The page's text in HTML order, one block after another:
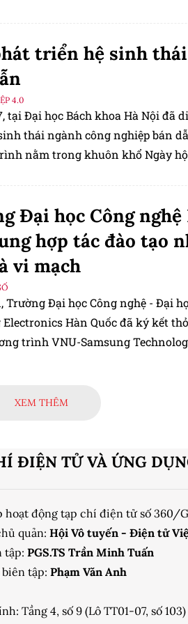
tạo nhân lực ngành công
triển hệ sinh
4.0
tại Đại học Bách khoa Hà Nội đã
thái ngành công nghiệp bán
nằm trong khuôn khổ Ngày
Đại học Công nghệ
hợp tác đào tạo
vi mạch
Trường Đại học Công nghệ - Đại
Electronics Hàn Quốc đã ký kết
trình VNU-Samsung
XEM THÊM
ĐIỆN TỬ VÀ ỨNG
hoạt động tạp chí điện tử số 360/
quản: Hội Vô tuyến - Điện tử
tập: PGS.TS Trần Minh Tuấn
tập: Phạm Văn Anh
Tầng 4, số 9 (Lô TT01-07, số